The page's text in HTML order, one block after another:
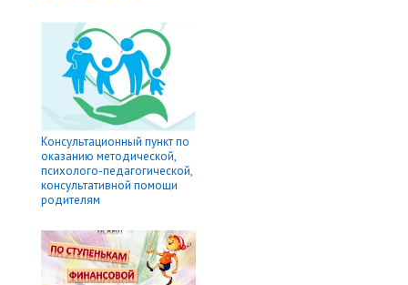
Консультационный пункт по
оказанию методической,
психолого-педагогической,
консультативной помощи
родителям